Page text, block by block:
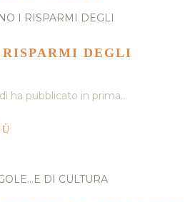
DEGLI
ha pubblicato in prima…